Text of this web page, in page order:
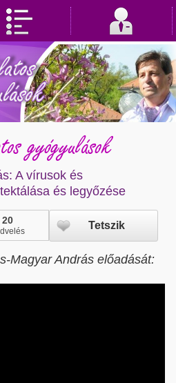
gyógyulások
A vírusok és
és legyőzése
20 Tetszik
Magyar András előadását: